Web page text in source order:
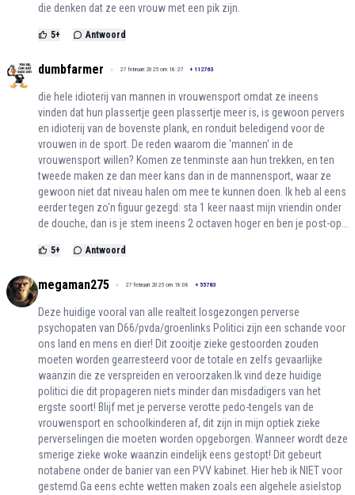
die denken dat ze een vrouw met een pik zijn.
5+ Antwoord
dumbfarmer 27 februari 2025 om 18:27 + 112763
die hele idioterij van mannen in vrouwensport omdat ze ineens
vinden dat hun plassertje geen plassertje meer is, is gewoon pervers
en idioterij van de bovenste plank, en ronduit beledigend voor de
vrouwen in de sport. De reden waarom die 'mannen' in de
vrouwensport willen? Komen ze tenminste aan hun trekken, en ten
tweede maken ze dan meer kans dan in de mannensport, waar ze
gewoon niet dat niveau halen om mee te kunnen doen. Ik heb al eens
eerder tegen zo'n figuur gezegd: sta 1 keer naast mijn vriendin onder
de douche, dan is je stem ineens 2 octaven hoger en ben je post-op...
5+ Antwoord
megaman275 27 februari 2025 om 18:08 + 55783
Deze huidige vooral van alle realteit losgezongen perverse
psychopaten van D66/pvda/groenlinks Politici zijn een schande voor
ons land en mens en dier! Dit zooitje zieke gestoorden zouden
moeten worden gearresteerd voor de totale en zelfs gevaarlijke
waanzin die ze verspreiden en veroorzaken.Ik vind deze huidige
politici die dit propageren niets minder dan misdadigers van het
ergste soort! Blijf met je perverse verotte pedo-tengels van de
vrouwensport en schoolkinderen af, dit zijn in mijn optiek zieke
perverselingen die moeten worden opgeborgen. Wanneer wordt deze
smerige zieke woke waanzin eindelijk eens gestopt! Dit gebeurt
notabene onder de banier van een PVV kabinet. Hier heb ik NIET voor
gestemd.Ga eens echte wetten maken zoals een algehele asielstop